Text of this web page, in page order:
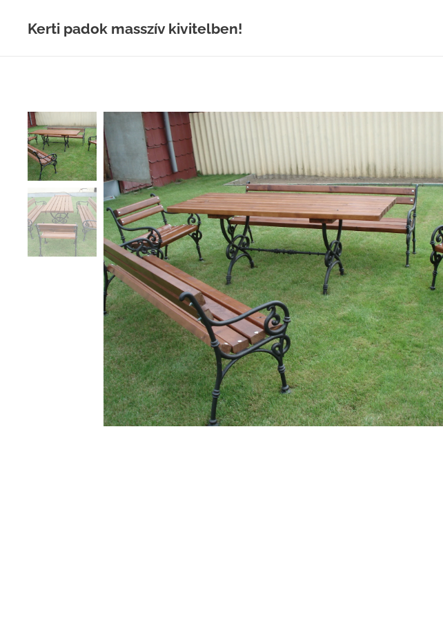
Kerti padok masszív kivitelben!